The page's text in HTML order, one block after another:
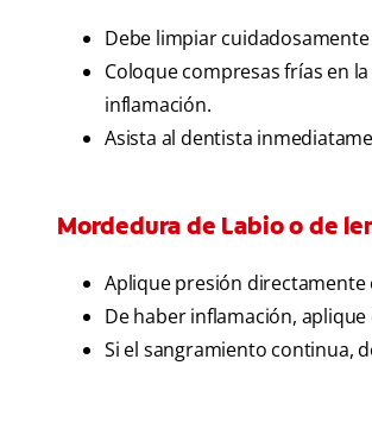
Debe limpiar
Coloque compresas frías en
inflamación.
Asista al dentista
Mordedura de Labio o de
Aplique presión directamente
De haber inflamación,
Si el sangramiento continua,